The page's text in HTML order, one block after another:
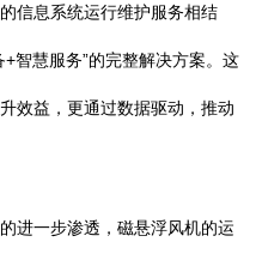
信息系统运行维护服务相结
智慧服务”的完整解决方案。这
效益，更通过数据驱动，推动
进一步渗透，磁悬浮风机的运